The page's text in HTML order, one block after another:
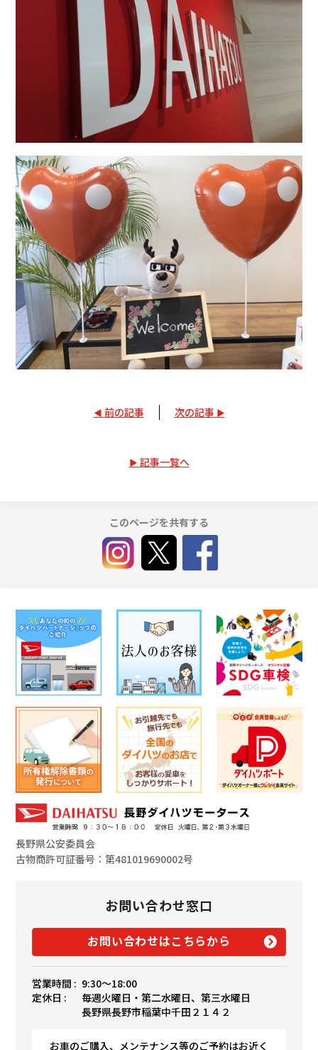
前の記事 次の記事
記事一覧へ
このページを共有する
長野県公安委員会
古物商許可証番号：第481019690002号
お問い合わせ窓口
お問い合わせはこちらから
営業時間 : 9:30〜18:00
定休日 :
毎週火曜日・第二水曜日、第三水曜日
長野県長野市稲葉中千田２１４２
お車のご購入、メンテナンス等のご予約はお近く